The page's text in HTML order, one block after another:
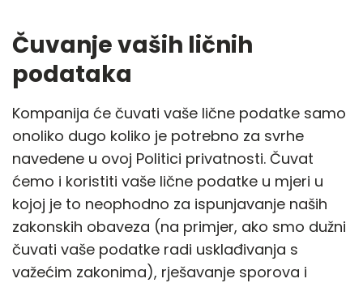
Čuvanje vaših ličnih
podataka
Kompanija će čuvati vaše lične podatke samo
onoliko dugo koliko je potrebno za svrhe
navedene u ovoj Politici privatnosti. Čuvat
ćemo i koristiti vaše lične podatke u mjeri u
kojoj je to neophodno za ispunjavanje naših
zakonskih obaveza (na primjer, ako smo dužni
čuvati vaše podatke radi usklađivanja s
važećim zakonima), rješavanje sporova i